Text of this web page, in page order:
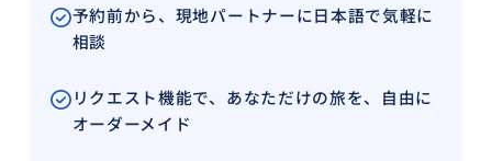
予約前から、現地パートナーに日本語で気軽に
相談
リクエスト機能で、あなただけの旅を、自由に
オーダーメイド